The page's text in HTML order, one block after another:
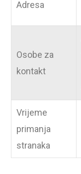
Adresa
Osobe za
kontakt
Vrijeme
primanja
stranaka